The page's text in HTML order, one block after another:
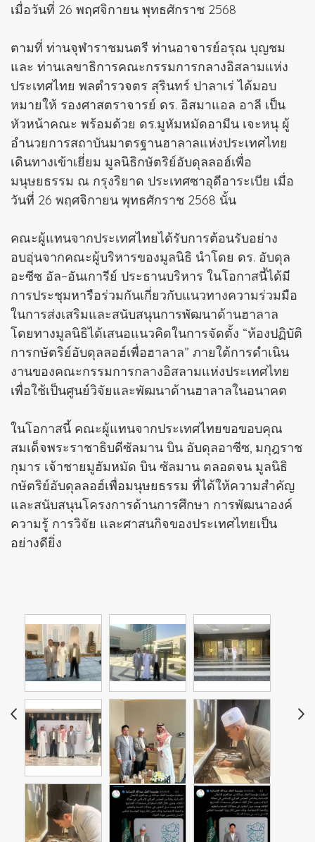
เมื่อวันที่ 26 พฤศจิกายน พุทธศักราช 2568
ตามที่ ท่านจุฬาราชมนตรี ท่านอาจารย์อรุณ บุญชม
และ ท่านเลขาธิการคณะกรรมการกลางอิสลามแห่ง
ประเทศไทย พลตำรวจตร สุรินทร์ ปาลาเร่ ได้มอบ
หมายให้ รองศาสตราจารย์ ดร. อิสมาแอล อาลี เป็น
หัวหน้าคณะ พร้อมด้วย ดร.มูหัมหมัดอามีน เจะหนุ ผู้
อำนวยการสถาบันมาตรฐานฮาลาลแห่งประเทศไทย
เดินทางเข้าเยี่ยม มูลนิธิกษัตริย์อับดุลลอฮ์เพื่อ
มนุษยธรรม ณ กรุงริยาด ประเทศซาอุดีอาระเบีย เมื่อ
วันที่ 26 พฤศจิกายน พุทธศักราช 2568 นั้น
คณะผู้แทนจากประเทศไทยได้รับการต้อนรับอย่าง
อบอุ่นจากคณะผู้บริหารของมูลนิธิ นำโดย ดร. อับดุล
อะซีซ อัล–อันเการีย์ ประธานบริหาร ในโอกาสนี้ได้มี
การประชุมหารือร่วมกันเกี่ยวกับแนวทางความร่วมมือ
ในการส่งเสริมและสนับสนุนการพัฒนาด้านฮาลาล
โดยทางมูลนิธิได้เสนอแนวคิดในการจัดตั้ง “ห้องปฏิบัติ
การกษัตริย์อับดุลลอฮ์เพื่อฮาลาล” ภายใต้การดำเนิน
งานของคณะกรรมการกลางอิสลามแห่งประเทศไทย
เพื่อใช้เป็นศูนย์วิจัยและพัฒนาด้านฮาลาลในอนาคต
ในโอกาสนี้ คณะผู้แทนจากประเทศไทยขอขอบคุณ
สมเด็จพระราชาธิบดีซัลมาน บิน อับดุลอาซีซ, มกุฎราช
กุมาร เจ้าชายมูฮัมหมัด บิน ซัลมาน ตลอดจน มูลนิธิ
กษัตริย์อับดุลลอฮ์เพื่อมนุษยธรรม ที่ได้ให้ความสำคัญ
และสนับสนุนโครงการด้านการศึกษา การพัฒนาองค์
ความรู้ การวิจัย และศาสนกิจของประเทศไทยเป็น
อย่างดียิ่ง